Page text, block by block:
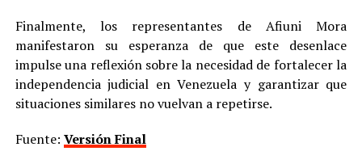
Finalmente, los representantes de Afiuni Mora
manifestaron su esperanza de que este desenlace
impulse una reflexión sobre la necesidad de fortalecer la
independencia judicial en Venezuela y garantizar que
situaciones similares no vuelvan a repetirse.
Fuente: Versión Final